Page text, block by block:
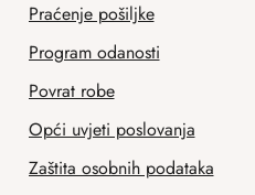
Praćenje pošiljke
Program odanosti
Povrat robe
Opći uvjeti poslovanja
Zaštita osobnih podataka